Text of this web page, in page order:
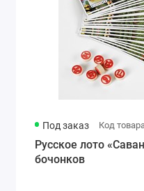
Под заказ Код
Русское лото
бочонков